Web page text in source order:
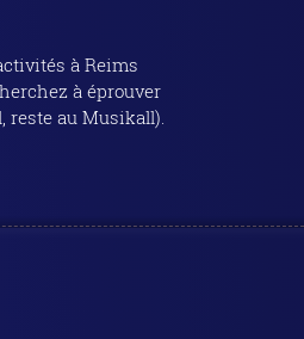
reste au Musikall).